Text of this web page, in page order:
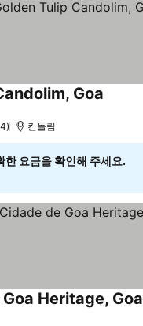
Goa
칸돌림
한 요금을 확인해 주세요.
Heritage, Goa